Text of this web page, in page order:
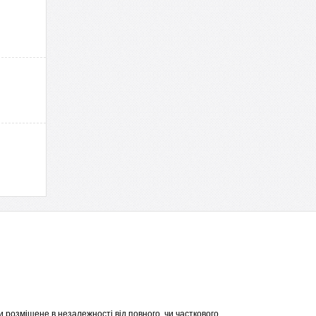
в незалежності від повного, чи часткового